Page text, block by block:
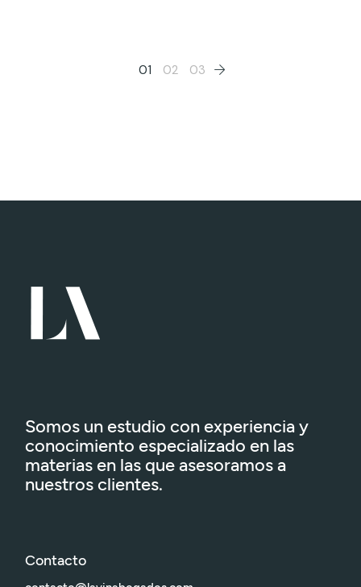
01 02 03
Somos un estudio con experiencia y
conocimiento especializado en las
materias en las que asesoramos a
nuestros clientes.
Contacto